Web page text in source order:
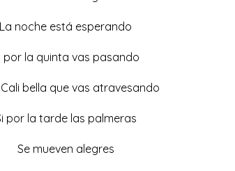
La noche está esperando
por la quinta vas pasando
Cali bella que vas atravesando
por la tarde las palmeras
Se mueven alegres